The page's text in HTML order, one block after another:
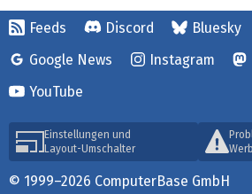
Feeds Discord Bluesky
Google News
Instagram
YouTube
Einstellungen und
Layout-Umschalter
© 1999–2026 ComputerBase GmbH